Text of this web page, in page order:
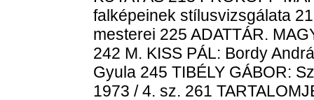
falképeinek stílusvizsgálata
mesterei 225 ADATTÁR.
242 M. KISS PÁL: Bordy
Gyula 245 TIBÉLY GÁBOR:
1973 / 4. sz. 261